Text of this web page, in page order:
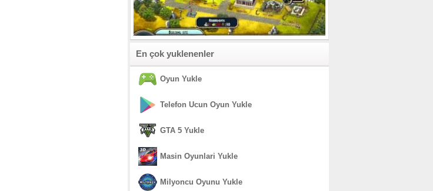
En çok yuklenenler
Oyun Yukle
Telefon Ucun Oyun Yukle
GTA 5 Yukle
Masin Oyunlari Yukle
Milyoncu Oyunu Yukle